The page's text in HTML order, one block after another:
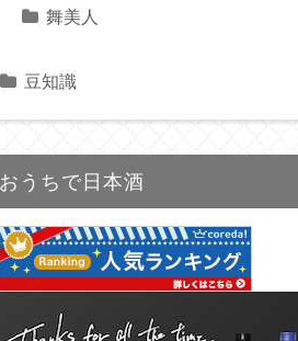
舞美人
豆知識
おうちで日本酒